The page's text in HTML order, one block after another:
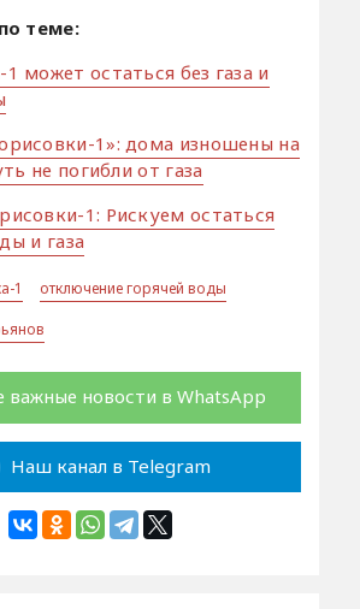
теме:
может остаться без газа и
1»: дома изношены на
не погибли от газа
1: Рискуем остаться
и газа
1
отключение горячей воды
важные новости в WhatsApp
Наш канал в Telegram